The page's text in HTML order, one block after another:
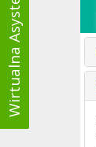
Wirtualna Asystentka